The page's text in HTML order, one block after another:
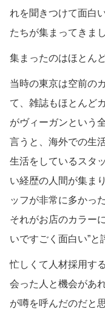
れを聞きつけて面白
たちが集まってきまし
集まったのはほとん
当時の東京は空前の
て、雑誌もほとんど
がヴィーガンという
言うと、海外での生
生活をしているスタ
い経歴の人間が集ま
ッフが非常に多かっ
それがお店のカラー
いですごく面白い”と
忙しくて人材採用す
会った人と機会があ
が噂を呼んだのだと